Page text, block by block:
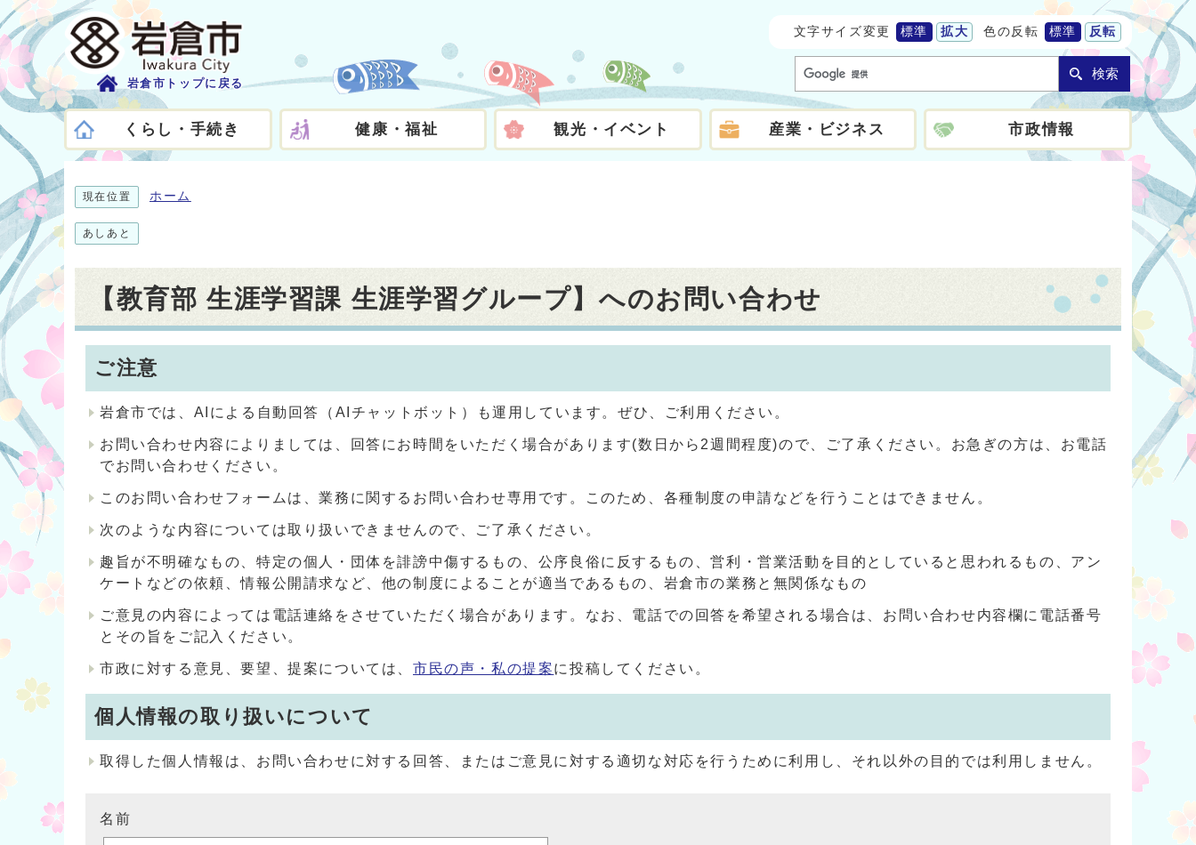
岩倉市トップに戻る
文字サイズ変更 標準 拡大 色の反転 標準 反転
検索
くらし・手続き 健康・福祉 観光・イベント 産業・ビジネス 市政情報
現在位置 ホーム
あしあと
【教育部 生涯学習課 生涯学習グループ】へのお問い合わせ
ご注意
岩倉市では、AIによる自動回答（AIチャットボット）も運用しています。ぜひ、ご利用ください。
お問い合わせ内容によりましては、回答にお時間をいただく場合があります(数日から2週間程度)ので、ご了承ください。お急ぎの方は、お電話
でお問い合わせください。
このお問い合わせフォームは、業務に関するお問い合わせ専用です。このため、各種制度の申請などを行うことはできません。
次のような内容については取り扱いできませんので、ご了承ください。
趣旨が不明確なもの、特定の個人・団体を誹謗中傷するもの、公序良俗に反するもの、営利・営業活動を目的としていると思われるもの、アン
ケートなどの依頼、情報公開請求など、他の制度によることが適当であるもの、岩倉市の業務と無関係なもの
ご意見の内容によっては電話連絡をさせていただく場合があります。なお、電話での回答を希望される場合は、お問い合わせ内容欄に電話番号
とその旨をご記入ください。
市政に対する意見、要望、提案については、 市民の声・私の提案に投稿してください。
個人情報の取り扱いについて
取得した個人情報は、お問い合わせに対する回答、またはご意見に対する適切な対応を行うために利用し、それ以外の目的では利用しません。
名前